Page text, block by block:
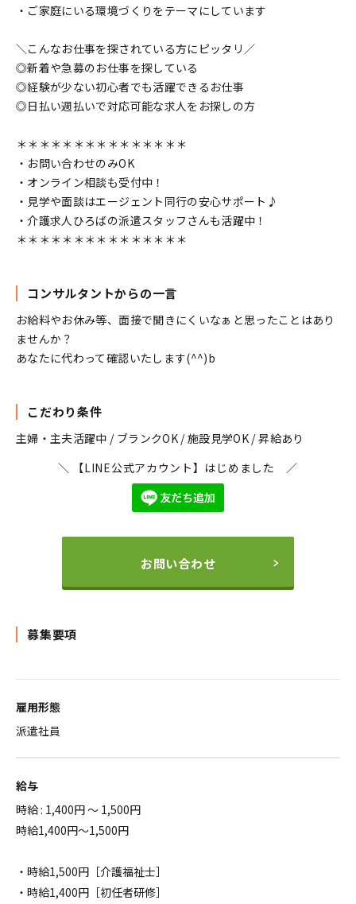
・ご家庭にいる環境づくりをテーマにしています
＼こんなお仕事を探されている方にピッタリ／
◎新着や急募のお仕事を探している
◎経験が少ない初心者でも活躍できるお仕事
◎日払い週払いで対応可能な求人をお探しの方
＊＊＊＊＊＊＊＊＊＊＊＊＊＊＊
・お問い合わせのみOK
・オンライン相談も受付中！
・見学や面談はエージェント同行の安心サポート♪
・介護求人ひろばの派遣スタッフさんも活躍中！
＊＊＊＊＊＊＊＊＊＊＊＊＊＊＊
コンサルタントからの一言
お給料やお休み等、面接で聞きにくいなぁと思ったことはあり
ませんか？
あなたに代わって確認いたします(^^)b
こだわり条件
主婦・主夫活躍中 / ブランクOK / 施設見学OK / 昇給あり
＼ 【LINE公式アカウント】はじめました ／
お問い合わせ
募集要項
雇用形態
派遣社員
給与
時給 : 1,400円 ～ 1,500円
時給1,400円～1,500円
・時給1,500円［介護福祉士］
・時給1,400円［初任者研修］